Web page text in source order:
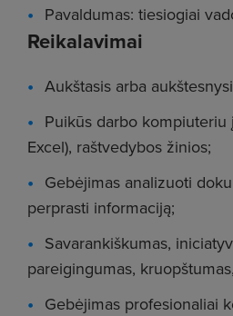
Pavaldumas: tiesiogiai
Reikalavimai
Aukštasis arba
Puikūs darbo kompiuteriu
Excel), raštvedybos žinios;
Gebėjimas analizuoti
perprasti informaciją;
Savarankiškumas,
pareigingumas,
Gebėjimas profesionaliai